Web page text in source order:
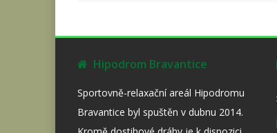
Hipodrom Bravantice
Sportovně-relaxační areál Hipodromu
Bravantice byl spuštěn v dubnu 2014.